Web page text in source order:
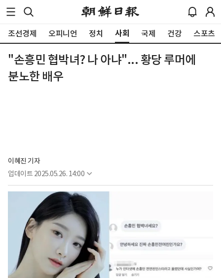
조선경제 오피니언 정치 사회 국제 건강 스포츠
"손흥민 협박녀? 나 아냐"... 황당 루머에
분노한 배우
이혜진 기자
업데이트 2025.05.26. 14:00